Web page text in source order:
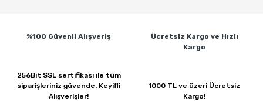
%100 Güvenli Alışveriş
256Bit SSL sertifikası ile tüm
siparişleriniz güvende. Keyifli
Alışverişler!
Ücretsiz Kargo ve Hızlı
Kargo
1000 TL ve üzeri Ücretsiz
Kargo!